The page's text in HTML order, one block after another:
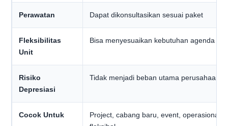
Perawatan Dapat dikonsultasikan sesuai paket
Fleksibilitas
Unit
Bisa menyesuaikan kebutuhan agenda
Risiko
Depresiasi
Tidak menjadi beban utama perusahaan
Cocok Untuk
Project, cabang baru, event, operasional